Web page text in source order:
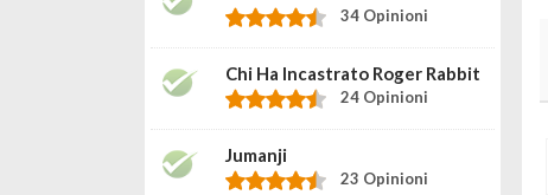
34 Opinioni
Chi Ha Incastrato Roger Rabbit
24 Opinioni
Jumanji
23 Opinioni